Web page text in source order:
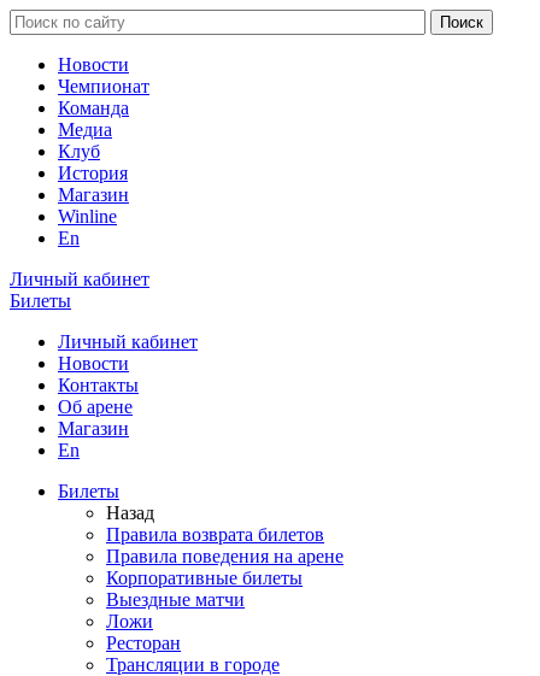
Новости
Чемпионат
Команда
Медиа
Клуб
История
Магазин
Winline
En
Личный кабинет
Билеты
Личный кабинет
Новости
Контакты
Об арене
Магазин
En
Билеты
Назад
Правила возврата билетов
Правила поведения на арене
Корпоративные билеты
Выездные матчи
Ложи
Ресторан
Трансляции в городе